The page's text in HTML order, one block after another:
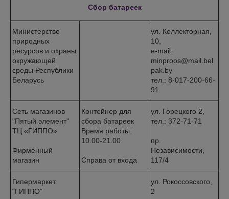
Сбор батареек
Министерство
природных
ресурсов и охраны
окружающей
среды Республики
Беларусь
ул. Коллекторная,
10,
e-mail:
minproos@mail.bel
pak.by
тел.: 8-017-200-66-
91
Сеть магазинов
"Пятый элемент"
ТЦ «ГИППО»
Фирменный
магазин
Контейнер для
сбора батареек
Время работы:
10.00-21.00
Справа от входа
ул. Горецкого 2,
тел.: 372-71-71
пр.
Независимости,
117/4
Гипермаркет
“ГИППО”
ул. Рокоссовского,
2